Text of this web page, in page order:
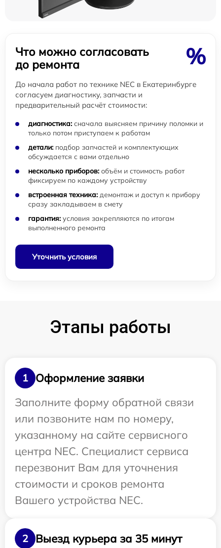
Что можно согласовать
до ремонта
%
До начала работ по технике NEC в Екатеринбурге
согласуем диагностику, запчасти и
предварительный расчёт стоимости:
диагностика: сначала выясняем причину поломки и
только потом приступаем к работам
детали: подбор запчастей и комплектующих
обсуждается с вами отдельно
несколько приборов: объём и стоимость работ
фиксируем по каждому устройству
встроенная техника: демонтаж и доступ к прибору
сразу закладываем в смету
гарантия: условия закрепляются по итогам
выполненного ремонта
Уточнить условия
Этапы работы
1
Оформление заявки
Заполните форму обратной связи
или позвоните нам по номеру,
указанному на сайте сервисного
центра NEC. Специалист сервиса
перезвонит Вам для уточнения
стоимости и сроков ремонта
Вашего устройства NEC.
2
Выезд курьера за 35 минут